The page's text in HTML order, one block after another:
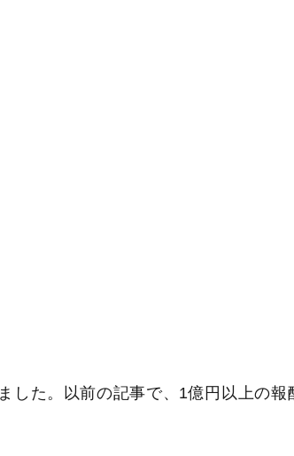
した。以前の記事で、1億円以上の報